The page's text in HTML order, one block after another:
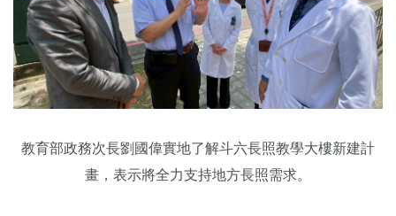
教育部政務次長劉國偉實地了解斗六長照教學大樓新建計
畫，表示將全力支持地方長照需求。